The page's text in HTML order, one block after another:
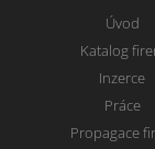
Úvod
Katalog
Inzerce
Práce
Propagace